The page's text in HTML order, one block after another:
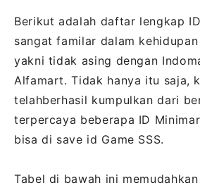
Berikut adalah daftar lengkap
sangat familar dalam
yakni tidak asing dengan
Alfamart. Tidak hanya itu saja,
telahberhasil kumpulkan dari
terpercaya beberapa ID
bisa di save id Game SSS.
Tabel di bawah ini